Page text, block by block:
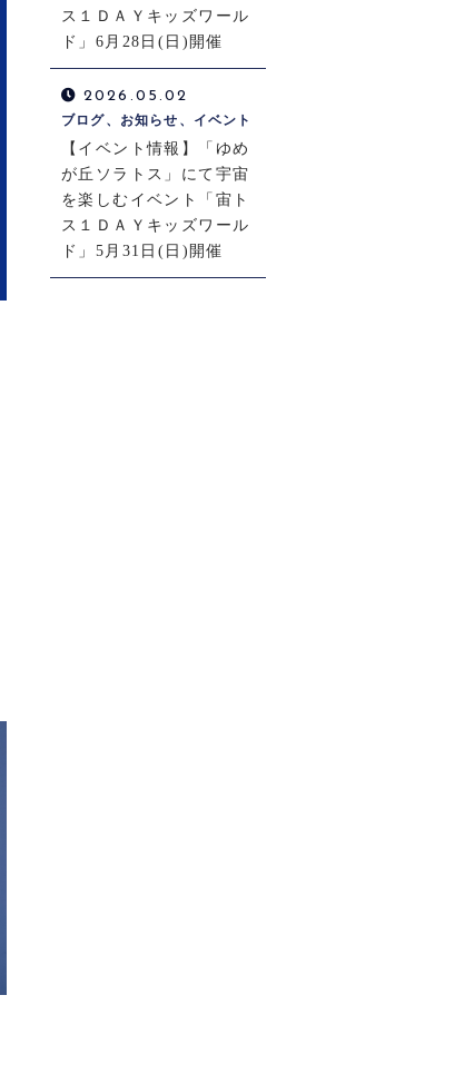
ス１ＤＡＹキッズワール
ド」6月28日(日)開催
2026.05.02
ブログ、お知らせ、イベント
【イベント情報】「ゆめ
が丘ソラトス」にて宇宙
を楽しむイベント「宙ト
ス１ＤＡＹキッズワール
ド」5月31日(日)開催